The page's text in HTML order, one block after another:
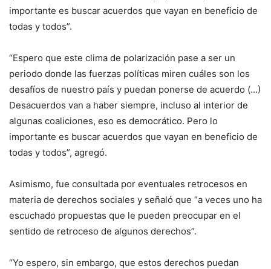
importante es buscar acuerdos que vayan en beneficio de
todas y todos”.
“Espero que este clima de polarización pase a ser un
periodo donde las fuerzas políticas miren cuáles son los
desafíos de nuestro país y puedan ponerse de acuerdo (…)
Desacuerdos van a haber siempre, incluso al interior de
algunas coaliciones, eso es democrático. Pero lo
importante es buscar acuerdos que vayan en beneficio de
todas y todos”, agregó.
Asimismo, fue consultada por eventuales retrocesos en
materia de derechos sociales y señaló que “a veces uno ha
escuchado propuestas que le pueden preocupar en el
sentido de retroceso de algunos derechos”.
“Yo espero, sin embargo, que estos derechos puedan